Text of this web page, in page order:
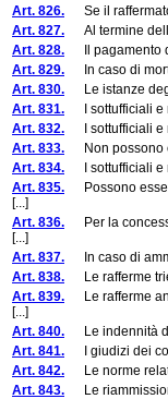
Art. 826. Se il
Art. 827. Al termine
Art. 828. Il pagamento
Art. 829. In caso di
Art. 830. Le istanze
Art. 831. I sottufficiali e
Art. 832. I sottufficiali e
Art. 833. Non possono
Art. 834. I sottufficiali e
Art. 835. Possono
[...]
Art. 836. Per la
[...]
Art. 837. In caso di
Art. 838. Le rafferme
Art. 839. Le rafferme
[...]
Art. 840. Le indennità
Art. 841. I giudizi dei
Art. 842. Le norme
Art. 843. Le